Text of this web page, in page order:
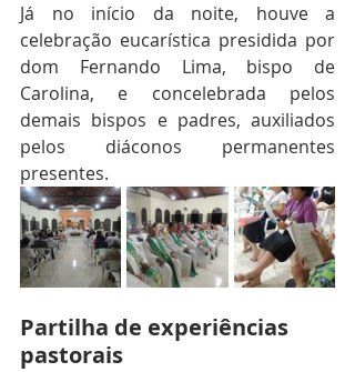
Já no início da noite, houve a
celebração eucarística presidida por
dom Fernando Lima, bispo de
Carolina, e concelebrada pelos
demais bispos e padres, auxiliados
pelos diáconos permanentes
presentes.
Partilha de experiências
pastorais